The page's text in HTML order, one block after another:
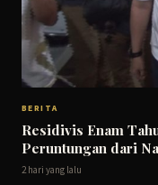
BERITA
Residivis Enam
Peruntungan dari
2 hari yang lalu